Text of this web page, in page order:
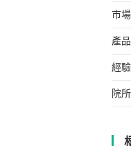
市
產
經
院